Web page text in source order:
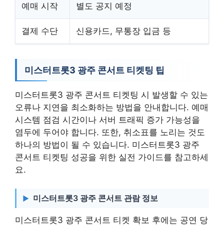
예매 시작 별도 공지 예정
결제 수단 신용카드, 무통장 입금 등
미스터트롯3 광주 콘서트 티켓팅 팁
미스터트롯3 광주 콘서트 티켓팅 시 발생할 수 있는
오류나 지연을 최소화하는 방법을 안내합니다. 예매
시스템 점검 시간이나 서버 트래픽 증가 가능성을
염두에 두어야 합니다. 또한, 취소표를 노리는 것도
하나의 방법이 될 수 있습니다. 미스터트롯3 광주
콘서트 티켓팅 성공을 위한 실전 가이드를 참고하세
요.
미스터트롯3 광주 콘서트 관람 정보
미스터트롯3 광주 콘서트 티켓 확보 후에는 공연 당